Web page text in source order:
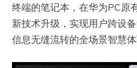
终端的笔记本，在华为PC原
新技术升级，实现用户跨设
信息无缝流转的全场景智慧体